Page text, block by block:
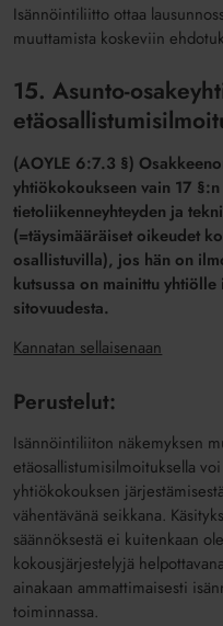
Isännöintiliitto ottaa
muuttamista koskeviin
15. Asunto-
(AOYLE 6:7.3 §)
yhtiökokoukseen vain 17
tietoliikenneyhteyden ja
(=täysimääräiset oikeudet
osallistuvilla), jos hän on
kutsussa on mainittu
sitovuudesta.
Kannatan sellaisenaan
Perustelut:
Isännöintiliiton näkemyksen
etäosallistumisilmoituksella
yhtiökokouksen
vähentävänä seikkana.
säännöksestä ei kuitenkaan
kokousjärjestelyjä
ainakaan ammattimaisesti
toiminnassa.